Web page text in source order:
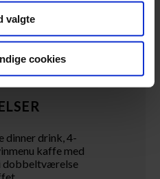
valgte
cookies
dinner drink, 4-
kaffe med
dobbeltværelse